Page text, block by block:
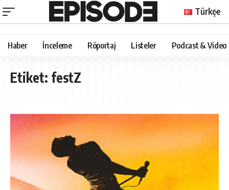
Türkçe
Haber İnceleme Röportaj Listeler Podcast & Video
Etiket:festZ